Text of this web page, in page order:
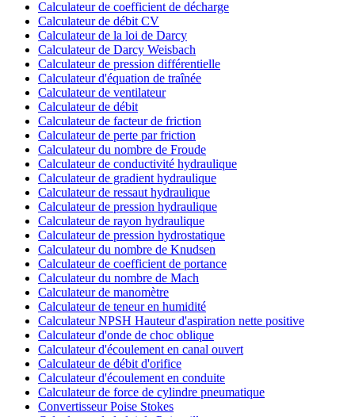
Calculateur de coefficient de décharge
Calculateur de débit CV
Calculateur de la loi de Darcy
Calculateur de Darcy Weisbach
Calculateur de pression différentielle
Calculateur d'équation de traînée
Calculateur de ventilateur
Calculateur de débit
Calculateur de facteur de friction
Calculateur de perte par friction
Calculateur du nombre de Froude
Calculateur de conductivité hydraulique
Calculateur de gradient hydraulique
Calculateur de ressaut hydraulique
Calculateur de pression hydraulique
Calculateur de rayon hydraulique
Calculateur de pression hydrostatique
Calculateur du nombre de Knudsen
Calculateur de coefficient de portance
Calculateur du nombre de Mach
Calculateur de manomètre
Calculateur de teneur en humidité
Calculateur NPSH Hauteur d'aspiration nette positive
Calculateur d'onde de choc oblique
Calculateur d'écoulement en canal ouvert
Calculateur de débit d'orifice
Calculateur d'écoulement en conduite
Calculateur de force de cylindre pneumatique
Convertisseur Poise Stokes